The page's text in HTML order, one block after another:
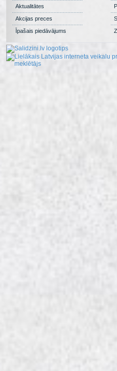
Aktualitātes
Akcijas preces
Īpašais piedāvājums